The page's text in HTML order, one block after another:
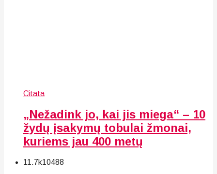
Citata
„Nežadink jo, kai jis miega“ – 10
žydų įsakymų tobulai žmonai,
kuriems jau 400 metų
11.7k10488